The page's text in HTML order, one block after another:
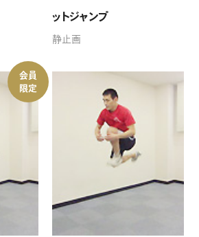
ットジャンプ
静止画
会員
限定